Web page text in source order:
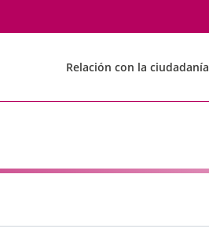
Relación con la ciudadanía
búsqueda